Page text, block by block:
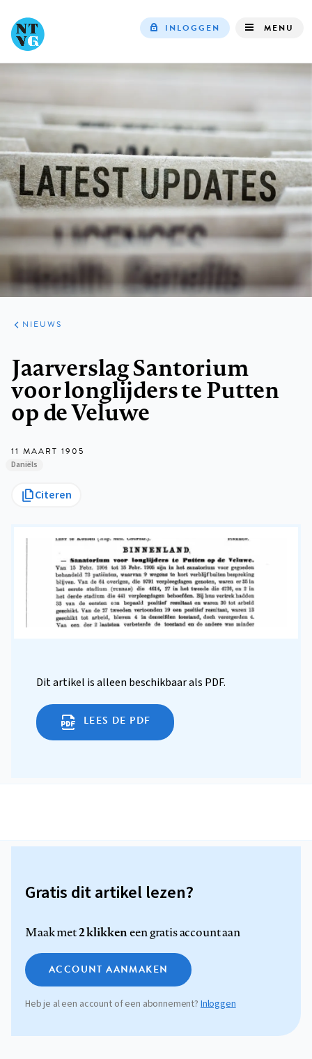
navigation
INLOGGEN MENU
ARTIKELEN
HET
KORT
NIEUWS
Jaarverslag Santorium
voor longlijders te Putten
op de Veluwe
11 MAART 1905
Daniëls
Citeren
Dit artikel is alleen beschikbaar als PDF.
LEES DE PDF
Gratis dit artikel lezen?
Maak met2 klikkeneen gratis account aan
ACCOUNT AANMAKEN
Heb je al een account of een abonnement? Inloggen